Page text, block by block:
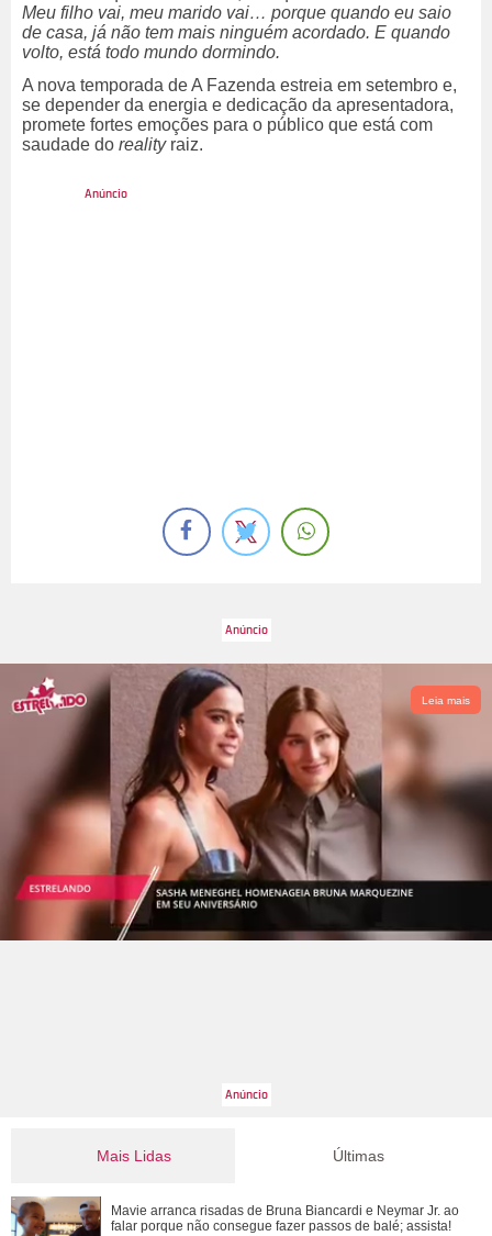
Meu filho vai, meu marido vai… porque quando eu saio
de casa, já não tem mais ninguém acordado. E quando
volto, está todo mundo dormindo.
A nova temporada de A Fazenda estreia em setembro e,
se depender da energia e dedicação da apresentadora,
promete fortes emoções para o público que está com
saudade do reality raiz.
Leia mais
Mais Lidas
Tony Ramos faz homenagem em aniversário de Nathalia
Timberg
Últimas
Mavie arranca risadas de Bruna Biancardi e Neymar Jr. ao
falar porque não consegue fazer passos de balé; assista!